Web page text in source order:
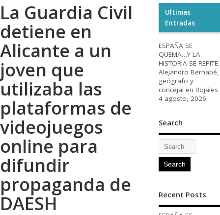
La Guardia Civil
detiene en
Alicante a un
joven que
utilizaba las
plataformas de
videojuegos
online para
difundir
propaganda de
DAESH
Ultimas
Entradas
ESPAÑA SE
QUEMA…Y LA
HISTORIA SE REPITE.
Alejandro Bernabé,
geógrafo y
concejal en Rojales
4 agosto, 2026
Search
Recent Posts